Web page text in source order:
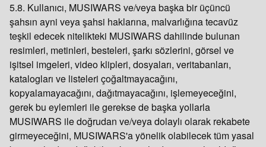
5.8. Kullanıcı, MUSIWARS ve/veya başka bir üçüncü
şahsın ayni veya şahsi haklarına, malvarlığına tecavüz
teşkil edecek nitelikteki MUSIWARS dahilinde bulunan
resimleri, metinleri, besteleri, şarkı sözlerini, görsel ve
işitsel imgeleri, video klipleri, dosyaları, veritabanları,
katalogları ve listeleri çoğaltmayacağını,
kopyalamayacağını, dağıtmayacağını, işlemeyeceğini,
gerek bu eylemleri ile gerekse de başka yollarla
MUSIWARS ile doğrudan ve/veya dolaylı olarak rekabete
girmeyeceğini, MUSIWARS'a yönelik olabilecek tüm yasal